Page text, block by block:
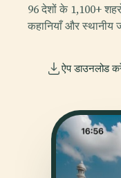
96 देशों के 1,100+
कहानियाँ और
ऐप डाउनलोड